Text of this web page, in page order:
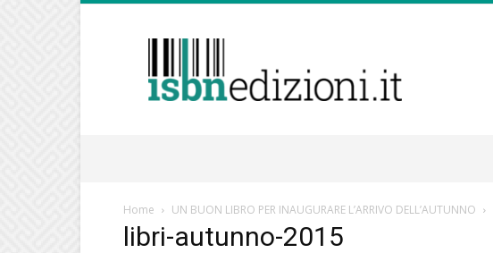
isbnedizioni.it
Home UN BUON LIBRO PER INAUGURARE L’ARRIVO DELL’AUTUNNO
libri-autunno-2015